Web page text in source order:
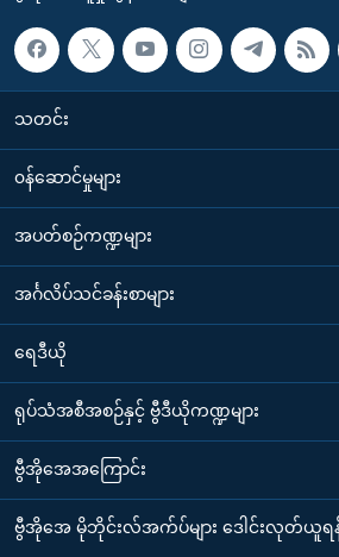
သတင်း
၀န်ဆောင်မှုများ
အပတ်စဉ်ကဏ္ဍများ
အင်္ဂလိပ်သင်ခန်းစာများ
ရေဒီယို
ရုပ်သံအစီအစဉ်နှင့် ဗွီဒီယိုကဏ္ဍများ
ဗွီအိုအေအကြောင်း
ဗွီအိုအေ မိုဘိုင်းလ်အက်ပ်များ ဒေါင်းလုတ်ယူရ